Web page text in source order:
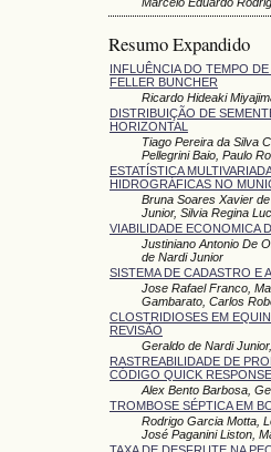
Resumo Expandido
INFLUÊNCIA DO TEMPO
FELLER BUNCHER
Ricardo Hideaki
DISTRIBUIÇÃO DE
HORIZONTAL
Tiago Pereira da Silva
Pellegrini Baio, Paulo
ESTATÍSTICA
HIDROGRÁFICAS NO
Bruna Soares Xavier
Junior, Silvia Regina
VIABILIDADE ECONOMICA
Justiniano Antonio De
de Nardi Junior
SISTEMA DE CADASTRO E
Jose Rafael Franco,
Gambarato, Carlos
CLOSTRIDIOSES EM
REVISÃO
Geraldo de Nardi
RASTREABILIDADE DE
CÓDIGO QUICK
Alex Bento Barbosa,
TROMBOSE SÉPTICA EM
Rodrigo Garcia Motta,
José Paganini Liston,